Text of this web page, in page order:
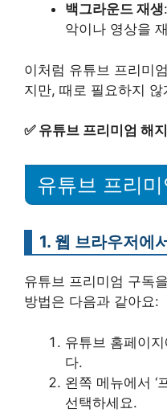
백그라운드 재생
악이나 영상을
이처럼 유튜브 프리미
지만, 때로 필요하지
✅ 유튜브 프리미엄 해
유튜브 프리
1. 웹 브라우저에
유튜브 프리미엄 구독
방법은 다음과 같아요:
유튜브 홈페이
다.
왼쪽 메뉴에서 ‘
선택하세요.